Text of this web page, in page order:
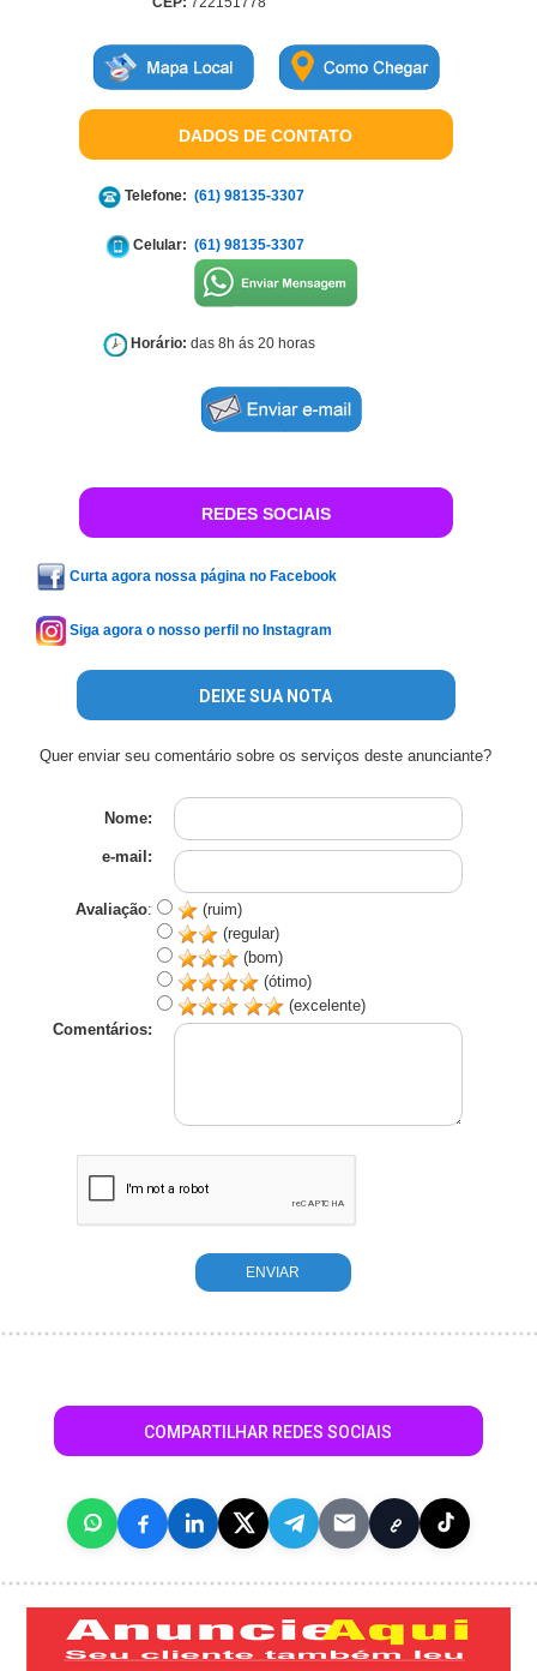
DADOS DE CONTATO
Telefone: (61) 98135-3307
Celular: (61) 98135-3307
Horário: das 8h ás 20 horas
REDES SOCIAIS
Curta agora nossa página no Facebook
Siga agora o nosso perfil no Instagram
DEIXE SUA NOTA
Quer enviar seu comentário sobre os serviços deste anunciante?
Nome:
e-mail:
Avaliação:
(ruim)
(regular)
(bom)
(ótimo)
(excelente)
Comentários:
COMPARTILHAR REDES SOCIAIS